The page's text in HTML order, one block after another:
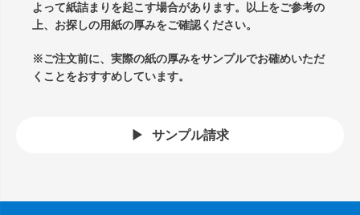
よって紙詰まりを起こす場合があります。以上をご参考の
上、お探しの用紙の厚みをご確認ください。
※ご注文前に、実際の紙の厚みをサンプルでお確めいただ
くことをおすすめしています。
サンプル請求